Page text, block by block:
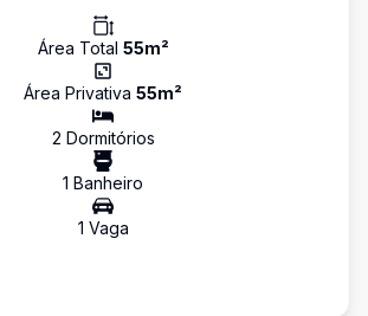
Área Total 55m²
Área Privativa 55m²
2 Dormitórios
1 Banheiro
1 Vaga